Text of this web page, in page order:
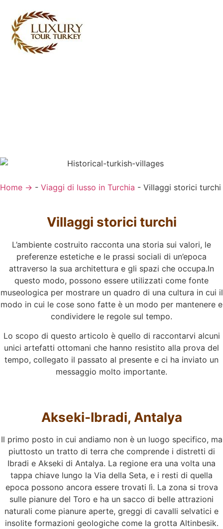
Home → - Viaggi di lusso in Turchia - Villaggi storici turchi
Villaggi storici turchi
L’ambiente costruito racconta una storia sui valori, le
preferenze estetiche e le prassi sociali di un’epoca
attraverso la sua architettura e gli spazi che occupa.In
questo modo, possono essere utilizzati come fonte
museologica per mostrare un quadro di una cultura in cui il
modo in cui le cose sono fatte è un modo per mantenere e
condividere le regole sul tempo.
Lo scopo di questo articolo è quello di raccontarvi alcuni
unici artefatti ottomani che hanno resistito alla prova del
tempo, collegato il passato al presente e ci ha inviato un
messaggio molto importante.
Akseki-Ibradi, Antalya
Il primo posto in cui andiamo non è un luogo specifico, ma
piuttosto un tratto di terra che comprende i distretti di
Ibradi e Akseki di Antalya. La regione era una volta una
tappa chiave lungo la Via della Seta, e i resti di quella
epoca possono ancora essere trovati lì. La zona si trova
sulle pianure del Toro e ha un sacco di belle attrazioni
naturali come pianure aperte, greggi di cavalli selvatici e
insolite formazioni geologiche come la grotta Altinbesik.